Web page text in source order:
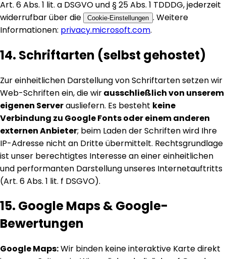
Art. 6 Abs. 1 lit. a DSGVO und § 25 Abs. 1 TDDDG, jederzeit
widerrufbar über die
Cookie-Einstellungen . Weitere
Informationen: privacy.microsoft.com.
14. Schriftarten (selbst gehostet)
Zur einheitlichen Darstellung von Schriftarten setzen wir
Web-Schriften ein, die wirausschließlich von unserem
eigenen Serverausliefern. Es besteht keine
Verbindung zu Google Fonts oder einem anderen
externen Anbieter; beim Laden der Schriften wird Ihre
IP-Adresse nicht an Dritte übermittelt. Rechtsgrundlage
ist unser berechtigtes Interesse an einer einheitlichen
und performanten Darstellung unseres Internetauftritts
(Art. 6 Abs. 1 lit. f DSGVO).
15. Google Maps & Google-
Bewertungen
Google Maps:Wir binden keine interaktive Karte direkt